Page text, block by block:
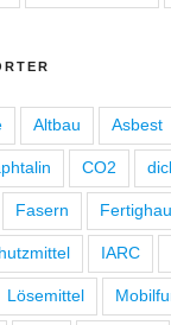
Altbau Asbest
CO2
Fasern
IARC
Lösemittel